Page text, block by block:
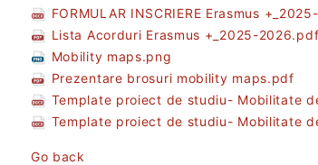
FORMULAR INSCRIERE Erasmus
Lista Acorduri Erasmus +_2025-2026.pdf
Mobility maps.png
Prezentare brosuri mobility maps.pdf
Template proiect de studiu- Mobilitate
Template proiect de studiu- Mobilitate
Go back